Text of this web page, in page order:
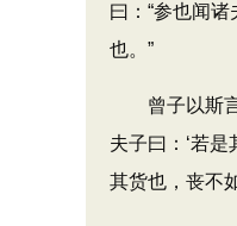
曰：“参也闻
也。”
曾子以斯言
夫子曰：‘若
其货也，丧不